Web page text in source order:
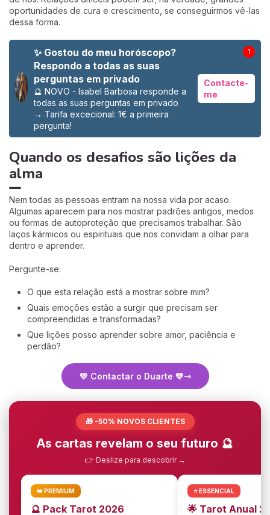
oportunidades de cura e crescimento, se conseguirmos vê-las
dessa forma.
✨ Gostou do meu horóscopo?
Respondo a todas as suas
perguntas em privado
🔮 NOVO - Isabel Barbosa responde a
todas as suas perguntas em privado
→ Tarifa excecional: 1€ a primeira
pergunta!
Contacte-
me
1
Quando os desafios são lições da
alma
Nem todas as pessoas entram na nossa vida por acaso.
Algumas aparecem para nos mostrar padrões antigos, medos
ou formas de autoproteção que precisamos trabalhar. São
laços kármicos ou espirituais que nos convidam a olhar para
dentro e aprender.
Pergunte-se:
O que esta relação está a mostrar sobre mim?
Quais emoções estão a surgir que precisam ser
compreendidas e transformadas?
Que lições posso aprender sobre amor, paciência e
perdão?
💛 Contactar o Duarte 💛
🎁 -50% NOVOS CLIENTES
As cartas revelam o seu futuro 🔮
👉 Deslize para descobrir →
👑 PREMIUM
🔮 Pack Tarot 2026
⭐ ESSENCIAL
🌟 Tarot Anual